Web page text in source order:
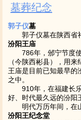
墓葬纪念
郭子仪墓
郭子仪墓在陕西省
汾阳王庙
786年，邠宁节度使
（今陕西彬县），用
王庙是目前已知最早的
之中。
910年，在福建长乐
好、时代最久远的汾阳
明代万历年间，在山
汾阳王纪念堂